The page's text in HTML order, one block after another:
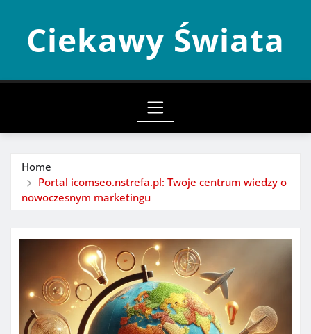
contentCiekawy Świata
Home
Portal icomseo.nstrefa.pl: Twoje centrum wiedzy o
nowoczesnym marketingu